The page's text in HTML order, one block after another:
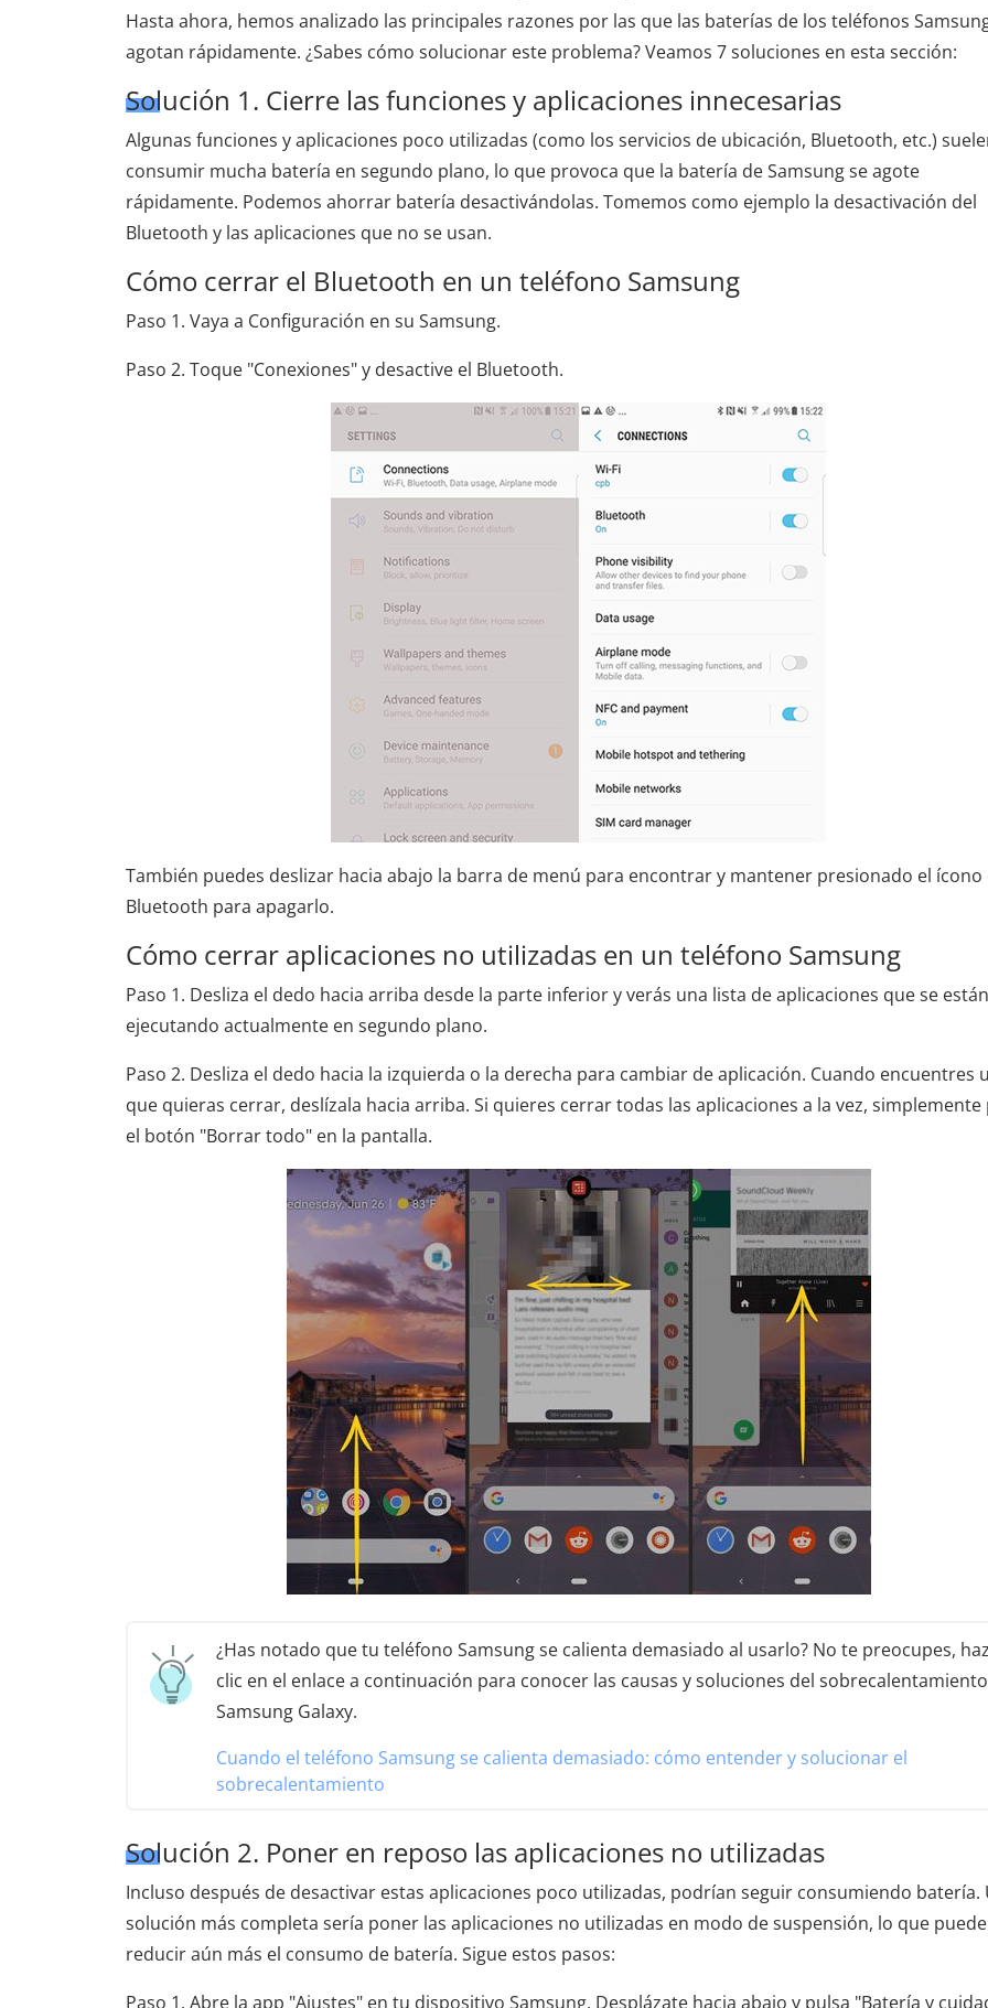
Hasta ahora, hemos analizado las principales razones por las que las baterías de los teléfonos
agotan rápidamente. ¿Sabes cómo solucionar este problema? Veamos 7 soluciones en esta sección:
Solución 1. Cierre las funciones y aplicaciones innecesarias
Algunas funciones y aplicaciones poco utilizadas (como los servicios de ubicación, Bluetooth, etc.)
consumir mucha batería en segundo plano, lo que provoca que la batería de Samsung se agote
rápidamente. Podemos ahorrar batería desactivándolas. Tomemos como ejemplo la desactivación del
Bluetooth y las aplicaciones que no se usan.
Cómo cerrar el Bluetooth en un teléfono Samsung
Paso 1. Vaya a Configuración en su Samsung.
Paso 2. Toque "Conexiones" y desactive el Bluetooth.
También puedes deslizar hacia abajo la barra de menú para encontrar y mantener presionado el ícono
Bluetooth para apagarlo.
Cómo cerrar aplicaciones no utilizadas en un teléfono Samsung
Paso 1. Desliza el dedo hacia arriba desde la parte inferior y verás una lista de aplicaciones que se están
ejecutando actualmente en segundo plano.
Paso 2. Desliza el dedo hacia la izquierda o la derecha para cambiar de aplicación. Cuando encuentres
que quieras cerrar, deslízala hacia arriba. Si quieres cerrar todas las aplicaciones a la vez, simplemente
el botón "Borrar todo" en la pantalla.
¿Has notado que tu teléfono Samsung se calienta demasiado al usarlo? No te preocupes,
clic en el enlace a continuación para conocer las causas y soluciones del
Samsung Galaxy.
Cuando el teléfono Samsung se calienta demasiado: cómo entender y solucionar el
sobrecalentamiento
Solución 2. Poner en reposo las aplicaciones no utilizadas
Incluso después de desactivar estas aplicaciones poco utilizadas, podrían seguir consumiendo batería.
solución más completa sería poner las aplicaciones no utilizadas en modo de suspensión, lo que puede
reducir aún más el consumo de batería. Sigue estos pasos:
Paso 1. Abre la app "Ajustes" en tu dispositivo Samsung. Desplázate hacia abajo y pulsa "Batería y